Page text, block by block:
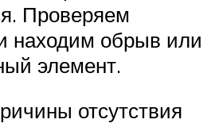
Проверяем
находим обрыв или
элемент.
отсутствия